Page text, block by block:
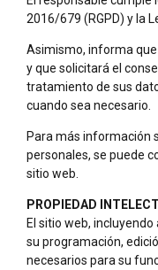
2016/679 (RGPD) y la
Asimismo, informa que
y que solicitará el
tratamiento de sus
cuando sea necesario.
Para más información
personales, se puede
sitio web.
PROPIEDAD
El sitio web,
su programación,
necesarios para su